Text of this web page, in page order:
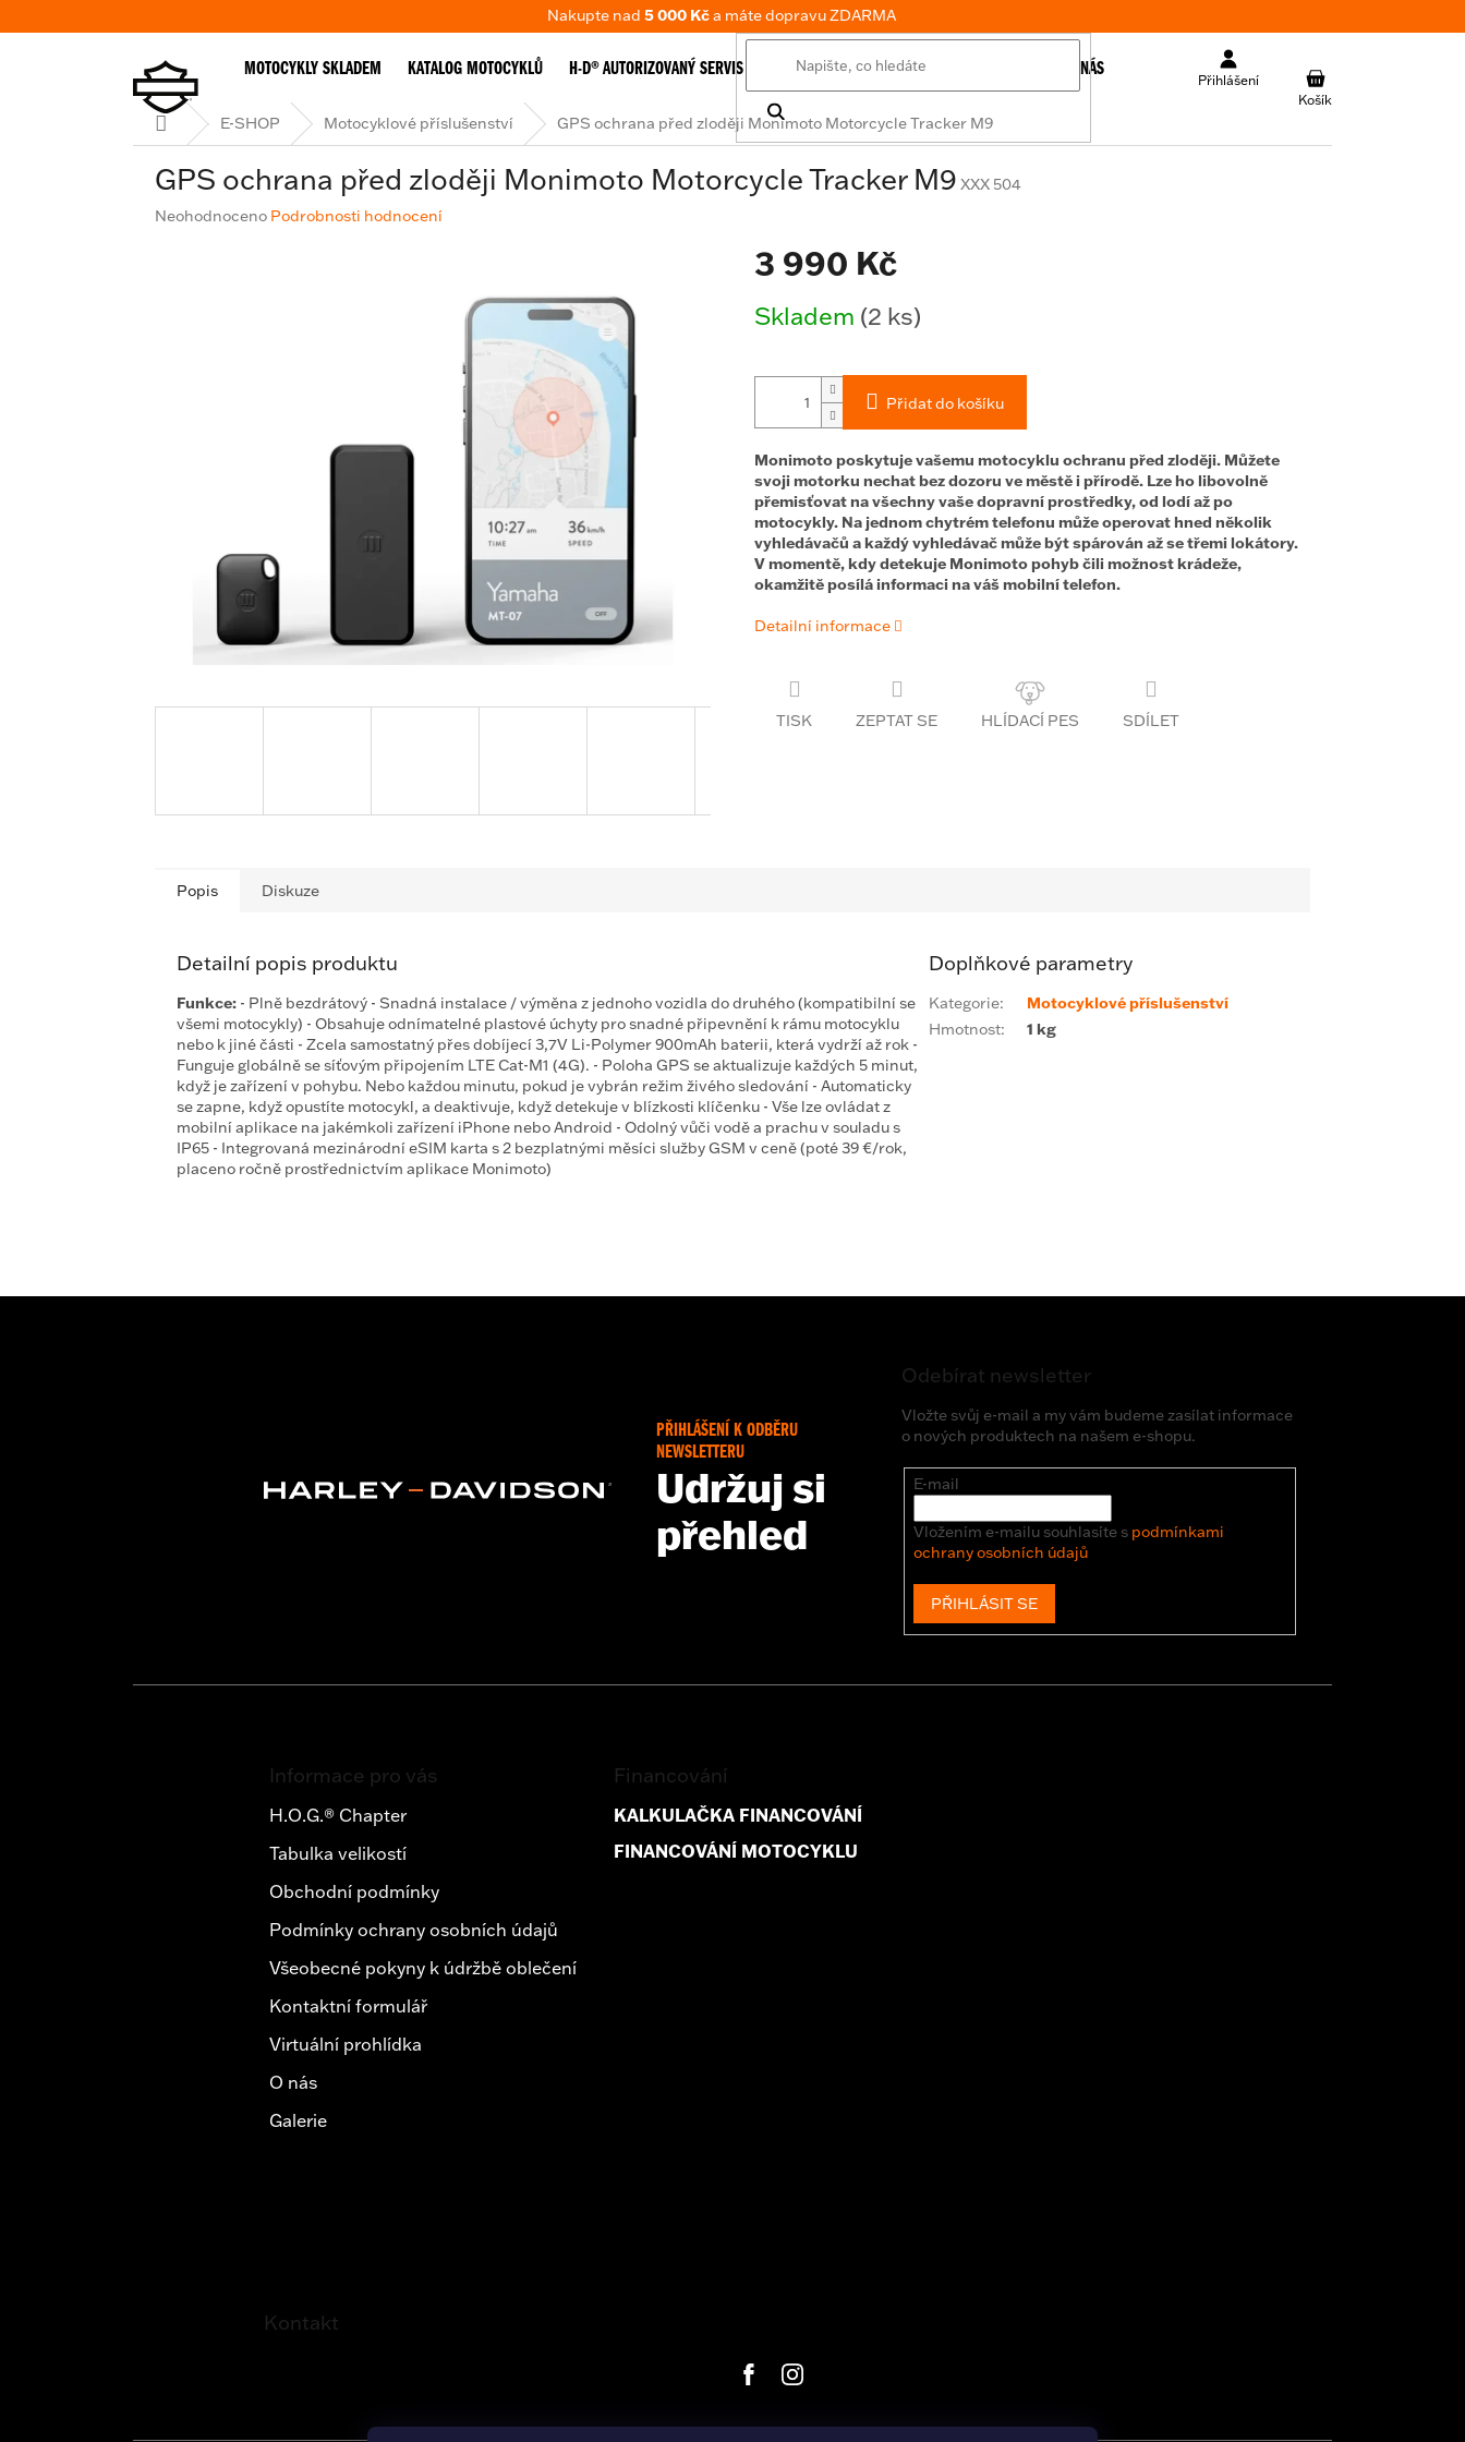
na
Nakupte nad 5 000 Kča máte dopravu ZDARMA
Přihlášení
NÁKUPNÍ
KOŠÍK
MOTOCYKLY SKLADEM KATALOG MOTOCYKLŮ H-D® AUTORIZOVANÝ SERVIS E-SHOP TABULKA VELIKOSTÍ O NÁS
Domů E-SHOP Motocyklové příslušenství GPS ochrana před zloději Monimoto Motorcycle Tracker M9
GPS ochrana před zloději Monimoto Motorcycle Tracker M9 XXX 504
Průměrné
Neohodnoceno Podrobnosti hodnocení
3 990 Kč
cena:
Skladem (2 ks)
Přidat do košíku
Monimoto poskytuje vašemu motocyklu ochranu před zloději. Můžete
svoji motorku nechat bez dozoru ve městě i přírodě. Lze ho libovolně
přemisťovat na všechny vaše dopravní prostředky, od lodí až po
motocykly. Na jednom chytrém telefonu může operovat hned několik
vyhledávačů a každý vyhledávač může být spárován až se třemi lokátory.
V momentě, kdy detekuje Monimoto pohyb čili možnost krádeže,
okamžitě posílá informaci na váš mobilní telefon.
Detailní informace
TISK ZEPTAT SE SDÍLET
Popis Diskuze
Detailní popis produktu
Funkce: - Plně bezdrátový - Snadná instalace / výměna z jednoho vozidla do druhého (kompatibilní se
všemi motocykly) - Obsahuje odnímatelné plastové úchyty pro snadné připevnění k rámu motocyklu
nebo k jiné části - Zcela samostatný přes dobíjecí 3,7V Li-Polymer 900mAh baterii, která vydrží až rok -
Funguje globálně se síťovým připojením LTE Cat-M1 (4G). - Poloha GPS se aktualizuje každých 5 minut,
když je zařízení v pohybu. Nebo každou minutu, pokud je vybrán režim živého sledování - Automaticky
se zapne, když opustíte motocykl, a deaktivuje, když detekuje v blízkosti klíčenku - Vše lze ovládat z
mobilní aplikace na jakémkoli zařízení iPhone nebo Android - Odolný vůči vodě a prachu v souladu s
IP65 - Integrovaná mezinárodní eSIM karta s 2 bezplatnými měsíci služby GSM v ceně (poté 39 €/rok,
placeno ročně prostřednictvím aplikace Monimoto)
Doplňkové parametry
Kategorie:
Motocyklové příslušenství
Hmotnost: 1 kg
PŘIHLÁŠENÍ K ODBĚRU
NEWSLETTERU
Udržuj si
přehled
Odebírat newsletter
Vložte svůj e-mail a my vám budeme zasílat informace
o nových produktech na našem e-shopu.
E-mail
Vložením e-mailu souhlasíte s podmínkami
ochrany osobních údajů
PŘIHLÁSIT SE
Kontakt
Informace pro vás
H.O.G.® Chapter
Tabulka velikostí
Obchodní podmínky
Podmínky ochrany osobních údajů
Všeobecné pokyny k údržbě oblečení
Kontaktní formulář
Virtuální prohlídka
O nás
Galerie
Financování
KALKULAČKA FINANCOVÁNÍ
FINANCOVÁNÍ MOTOCYKLU